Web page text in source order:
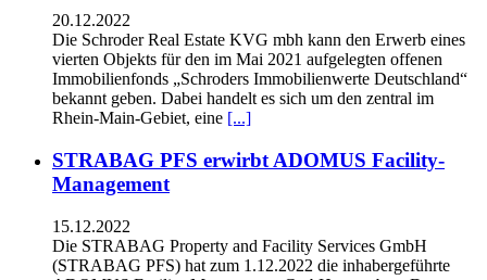
20.12.2022
Die Schroder Real Estate KVG mbh kann den Erwerb eines
vierten Objekts für den im Mai 2021 aufgelegten offenen
Immobilienfonds „Schroders Immobilienwerte Deutschland“
bekannt geben. Dabei handelt es sich um den zentral im
Rhein-Main-Gebiet, eine [...]
STRABAG PFS erwirbt ADOMUS Facility-
Management
15.12.2022
Die STRABAG Property and Facility Services GmbH
(STRABAG PFS) hat zum 1.12.2022 die inhabergeführte